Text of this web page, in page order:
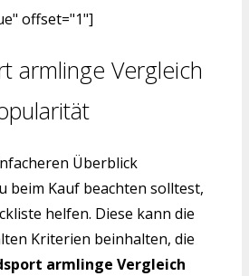
offset="1"]
armlinge Vergleich
Überblick
beim Kauf beachten solltest,
helfen. Diese kann die
Kriterien beinhalten, die
armlinge Vergleich